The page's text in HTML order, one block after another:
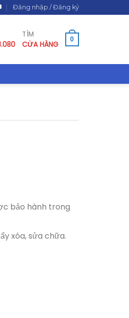
Đăng nhập / Đăng ký
TÌM
CỬA HÀNG
0
bảo hành trong
xóa, sửa chữa.